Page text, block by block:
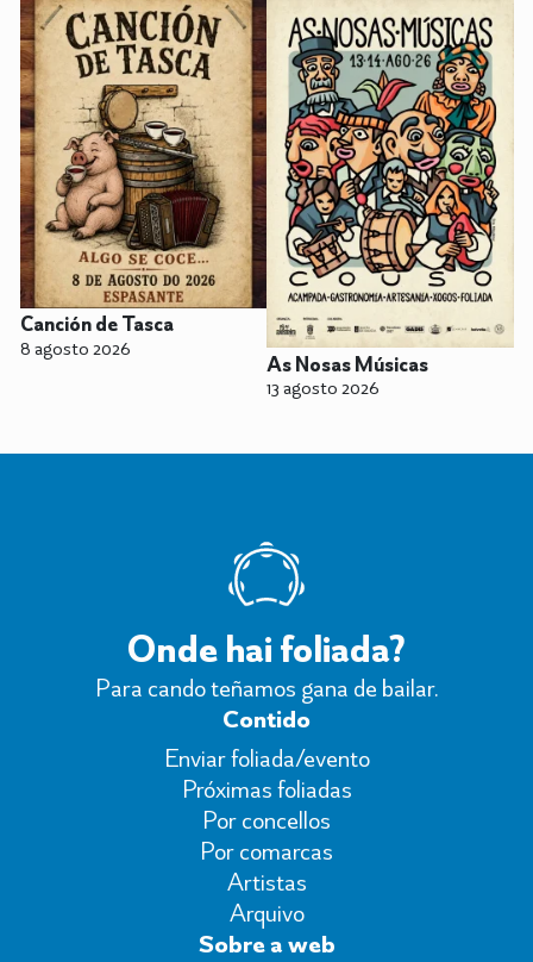
Canción de Tasca
8 agosto 2026
As Nosas Músicas
13 agosto 2026
Onde hai foliada?
Para cando teñamos gana de bailar.
Contido
Enviar foliada/evento
Próximas foliadas
Por concellos
Por comarcas
Artistas
Arquivo
Sobre a web